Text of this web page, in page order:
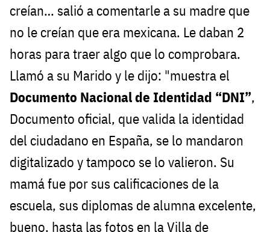
creían… salió a comentarle a su madre que
no le creían que era mexicana. Le daban 2
horas para traer algo que lo comprobara.
Llamó a su Marido y le dijo: "muestra el
Documento Nacional de Identidad “DNI”,
Documento oficial, que valida la identidad
del ciudadano en España, se lo mandaron
digitalizado y tampoco se lo valieron. Su
mamá fue por sus calificaciones de la
escuela, sus diplomas de alumna excelente,
bueno, hasta las fotos en la Villa de